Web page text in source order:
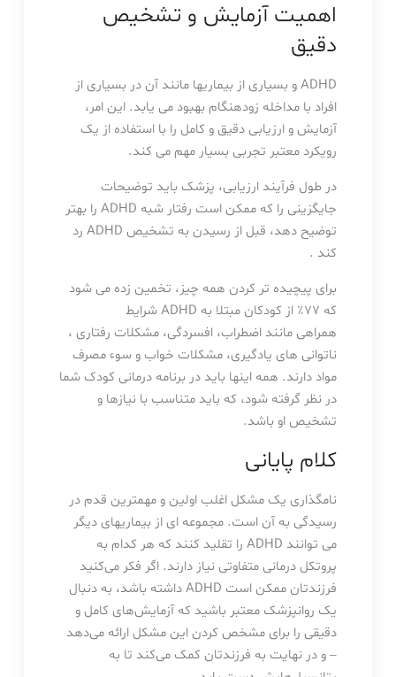
اهمیت آزمایش و تشخیص
دقیق
ADHD و بسیاری از بیماریها مانند آن در بسیاری از
افراد با مداخله زودهنگام بهبود می یابد. این امر،
آزمایش و ارزیابی دقیق و کامل را با استفاده از یک
رویکرد معتبر تجربی بسیار مهم می کند.
در طول فرآیند ارزیابی، پزشک باید توضیحات
جایگزینی را که ممکن است رفتار شبه ADHD را بهتر
توضیح دهد، قبل از رسیدن به تشخیص ADHD رد
کند .
برای پیچیده تر کردن همه چیز، تخمین زده می شود
که 77٪ از کودکان مبتلا به ADHD شرایط
همراهی مانند اضطراب، افسردگی، مشکلات رفتاری ،
ناتوانی های یادگیری، مشکلات خواب و سوء مصرف
مواد دارند. همه اینها باید در برنامه درمانی کودک شما
در نظر گرفته شود، که باید متناسب با نیازها و
تشخیص او باشد.
کلام پایانی
نامگذاری یک مشکل اغلب اولین و مهمترین قدم در
رسیدگی به آن است. مجموعه ای از بیماریهای دیگر
می توانند ADHD را تقلید کنند که هر کدام به
پروتکل درمانی متفاوتی نیاز دارند. اگر فکر می‌کنید
فرزندتان ممکن است ADHD داشته باشد، به دنبال
یک روانپزشک معتبر باشید که آزمایش‌های کامل و
دقیقی را برای مشخص کردن این مشکل ارائه می‌دهد
– و در نهایت به فرزندتان کمک می‌کند تا به